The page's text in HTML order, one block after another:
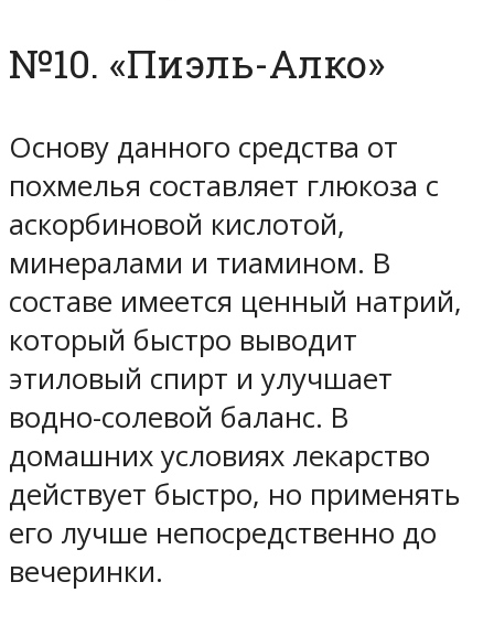
№10. «Пиэль-Алко»
Основу данного средства от
похмелья составляет глюкоза с
аскорбиновой кислотой,
минералами и тиамином. В
составе имеется ценный натрий,
который быстро выводит
этиловый спирт и улучшает
водно-солевой баланс. В
домашних условиях лекарство
действует быстро, но применять
его лучше непосредственно до
вечеринки.